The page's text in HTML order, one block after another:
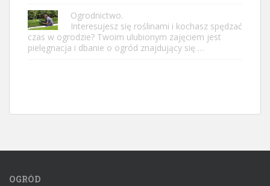
Ogrodnictwo.
Interesujesz się roślinami i kochasz spędzać
czas w ogrodzie? Twoim ulubionym zajęciem jest
pielęgnacja i dbanie o ogród znajdujący się …
OGRÓD